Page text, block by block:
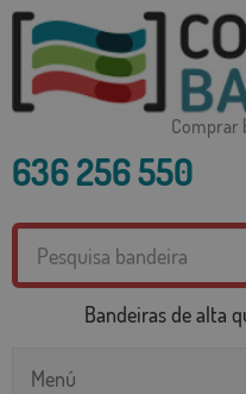
Comprar
636 256 550
Bandeiras de alta
Menú